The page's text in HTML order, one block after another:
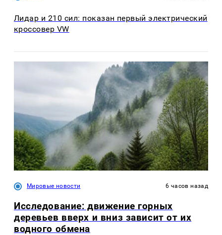
Лидар и 210 сил: показан первый электрический
кроссовер VW
Мировые новости 6 часов назад
Исследование: движение горных
деревьев вверх и вниз зависит от их
водного обмена